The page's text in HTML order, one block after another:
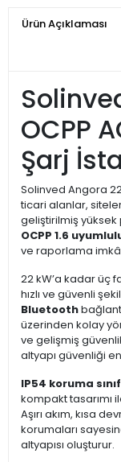
Ürün Açıklaması
OCPP
Şarj
Solinved Angora
ticari alanlar,
geliştirilmiş yüksek
OCPP 1.6
ve raporlama
22 kW’a kadar üç
hızlı ve güvenli
Bluetooth
üzerinden kolay
ve gelişmiş
altyapı güvenliği
IP54 koruma
kompakt tasarımı
Aşırı akım, kısa
korumaları
altyapısı oluşturur.